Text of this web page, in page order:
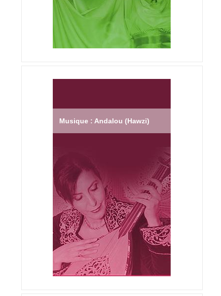
Musique : Andalou (Hawzi)